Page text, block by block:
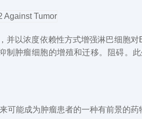
以浓度依赖性方式增强淋巴细胞
肿瘤细胞的增殖和迁移。
阻碍。
能成为肿瘤患者的一种有前景的药